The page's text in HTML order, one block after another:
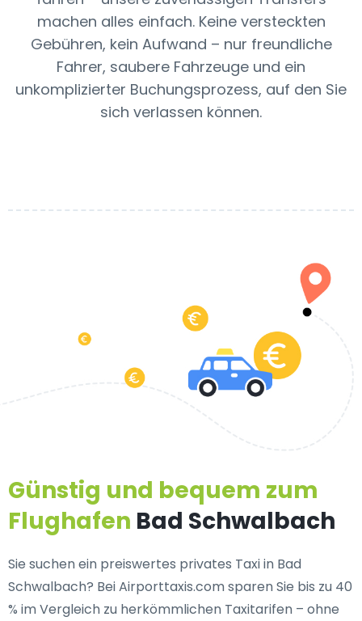
machen alles einfach. Keine versteckten
Gebühren, kein Aufwand – nur freundliche
Fahrer, saubere Fahrzeuge und ein
unkomplizierter Buchungsprozess, auf den Sie
sich verlassen können.
Günstig und bequem zum
Flughafen Bad Schwalbach
Sie suchen ein preiswertes privates Taxi in Bad
Schwalbach? Bei Airporttaxis.com sparen Sie bis zu 40
% im Vergleich zu herkömmlichen Taxitarifen – ohne